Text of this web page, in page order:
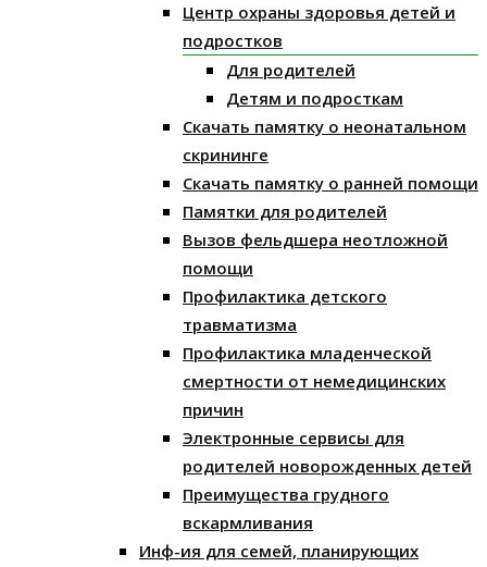
Центр охраны здоровья детей и
подростков
Для родителей
Детям и подросткам
Скачать памятку о неонатальном
скрининге
Скачать памятку о ранней помощи
Памятки для родителей
Вызов фельдшера неотложной
помощи
Профилактика детского
травматизма
Профилактика младенческой
смертности от немедицинских
причин
Электронные сервисы для
родителей новорожденных детей
Преимущества грудного
вскармливания
Инф-ия для семей, планирующих